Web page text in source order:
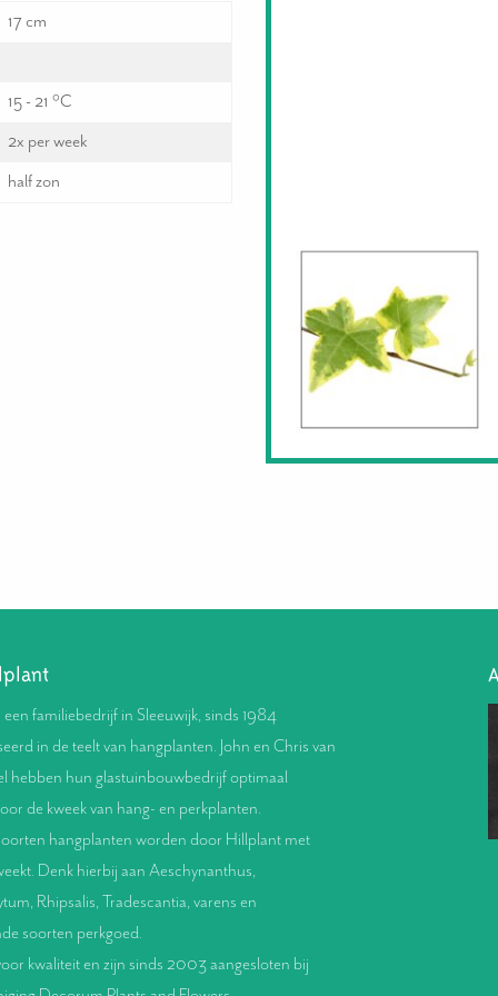
17 cm
15 - 21 °C
2x per week
half zon
familiebedrijf in Sleeuwijk, sinds 1984
in de teelt van hangplanten. John en Chris van
hebben hun glastuinbouwbedrijf optimaal
de kweek van hang- en perkplanten.
hangplanten worden door Hillplant met
Denk hierbij aan Aeschynanthus,
Rhipsalis, Tradescantia, varens en
soorten perkgoed.
kwaliteit en zijn sinds 2003 aangesloten bij